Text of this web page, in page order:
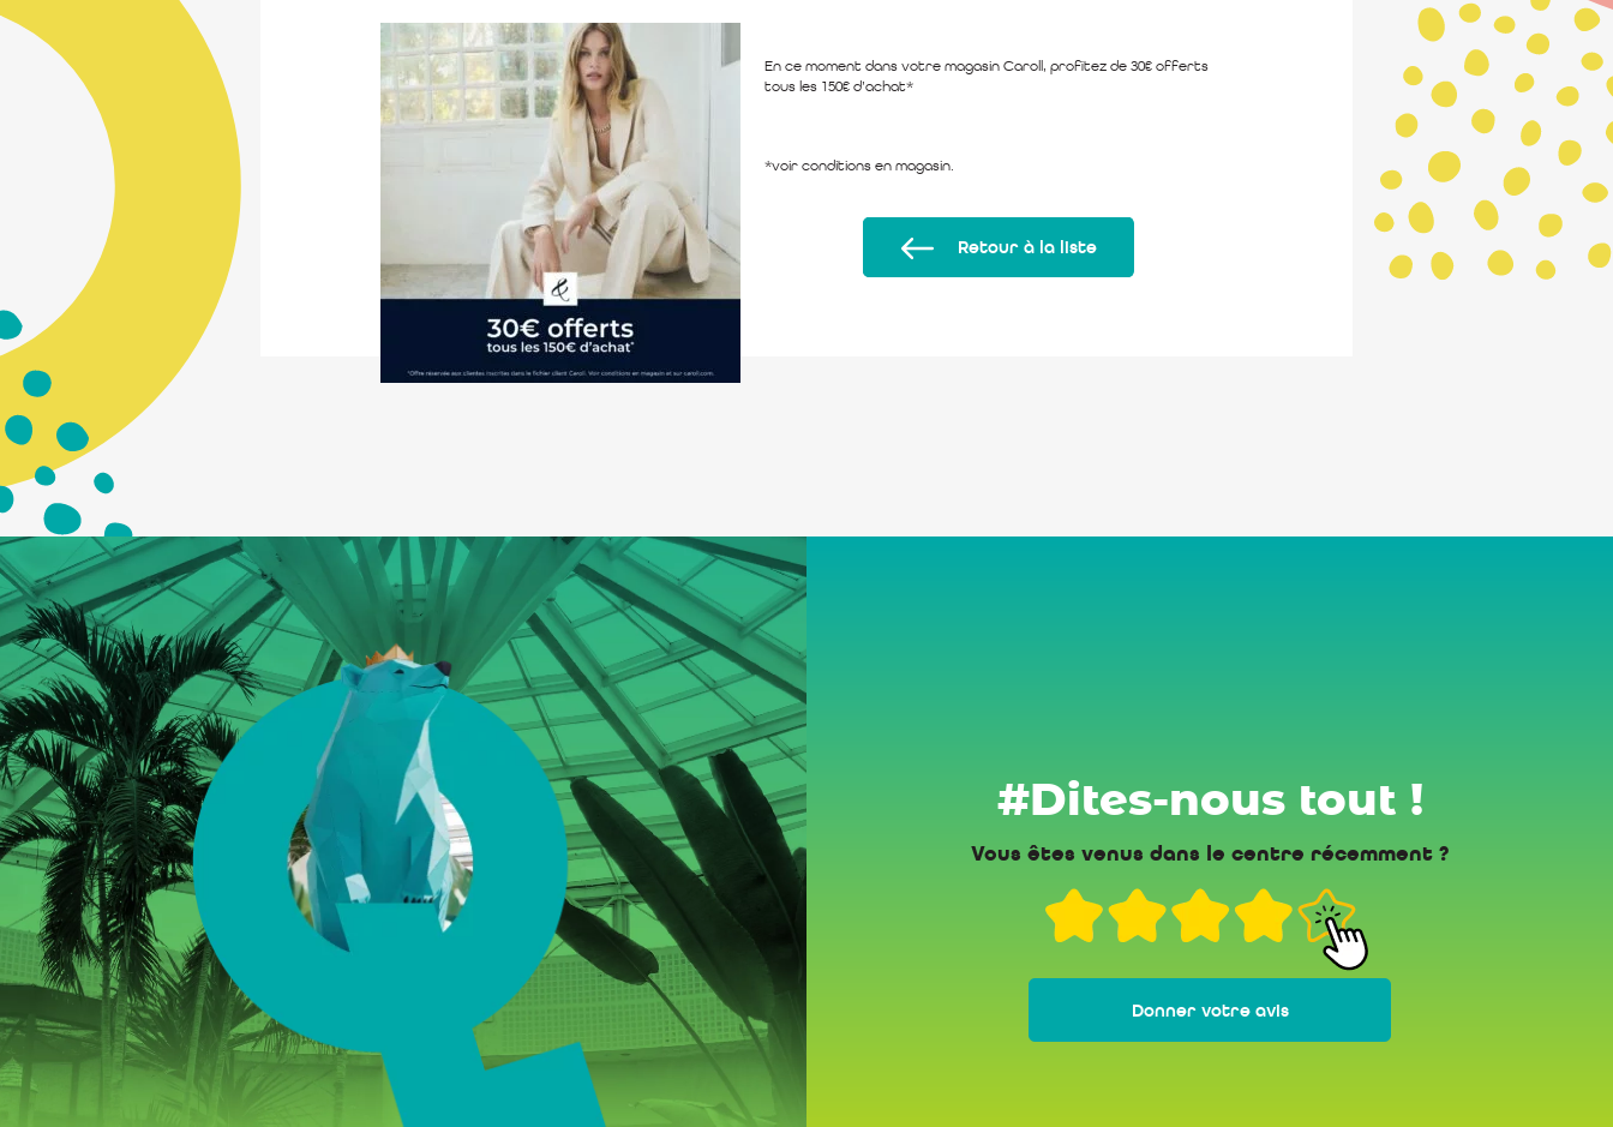
En ce moment dans votre magasin Caroll, profitez de 30€ offerts
tous les 150€ d’achat*
*voir conditions en magasin.
Retour à la liste
#Dites-nous tout !
Vous êtes venus dans le centre récemment ?
Donner votre avis